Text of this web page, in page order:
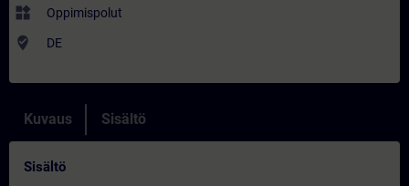
widgets Oppimispolut
where_to_vote DE
Kuvaus Sisältö
Sisältö